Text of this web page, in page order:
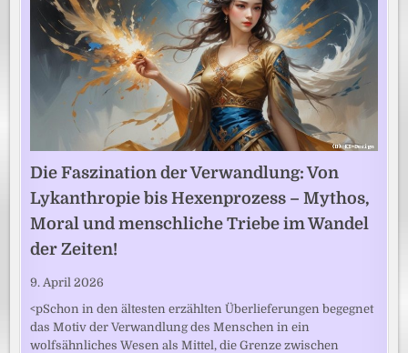
Die Faszination der Verwandlung: Von
Lykanthropie bis Hexenprozess – Mythos,
Moral und menschliche Triebe im Wandel
der Zeiten!
9. April 2026
<pSchon in den ältesten erzählten Überlieferungen begegnet
das Motiv der Verwandlung des Menschen in ein
wolfsähnliches Wesen als Mittel, die Grenze zwischen